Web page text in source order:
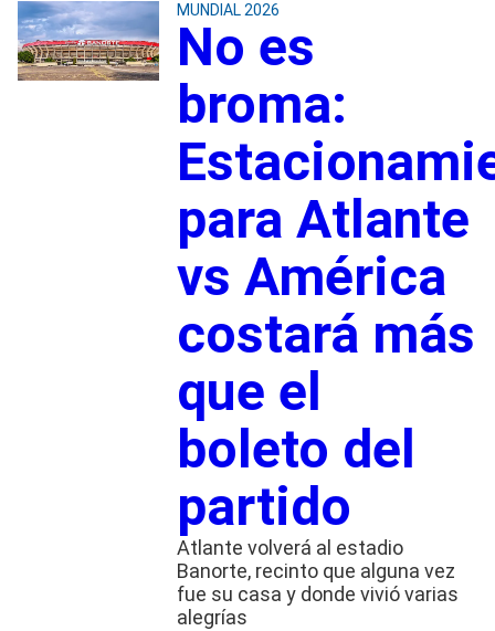
MUNDIAL 2026
No es
broma:
para Atlante
vs América
costará más
que el
boleto del
partido
Atlante volverá al estadio
Banorte, recinto que alguna vez
fue su casa y donde vivió varias
alegrías